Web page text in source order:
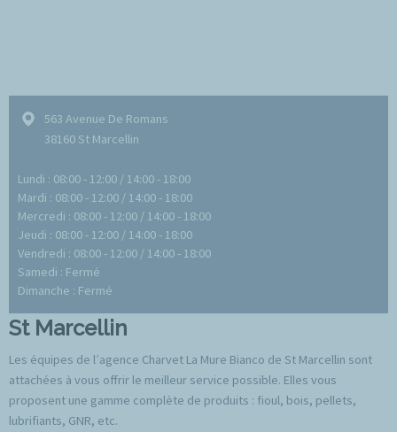
St Marcellin
Les équipes de l’agence Charvet La Mure Bianco de St Marcellin sont
attachées à vous offrir le meilleur service possible. Elles vous
proposent une gamme complète de produits : fioul, bois, pellets,
lubrifiants, GNR, etc.
563 Avenue De Romans
38160 St Marcellin
Lundi : 08:00 - 12:00 / 14:00 - 18:00
Mardi : 08:00 - 12:00 / 14:00 - 18:00
Mercredi : 08:00 - 12:00 / 14:00 - 18:00
Jeudi : 08:00 - 12:00 / 14:00 - 18:00
Vendredi : 08:00 - 12:00 / 14:00 - 18:00
Samedi : Fermé
Dimanche : Fermé